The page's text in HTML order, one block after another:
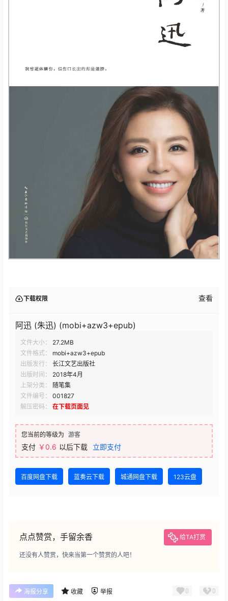
下载权限 查看
阿迅 (朱迅) (mobi+azw3+epub)
文件大小：
27.2MB
文件格式：
mobi+azw3+epub
出版发行：
长江文艺出版社
出版时间：
2018年4月
上架分类：
随笔集
文件编号：
001827
解压密码：
在下载页面见
您当前的等级为 游客
支付 ￥0.6 以后下载 立即支付
百度网盘下载 蓝奏云下载 城通网盘下载 123云盘
点点赞赏，手留余香 给TA打赏
还没有人赞赏，快来当第一个赞赏的人吧！
海报分享 收藏 举报 0 0